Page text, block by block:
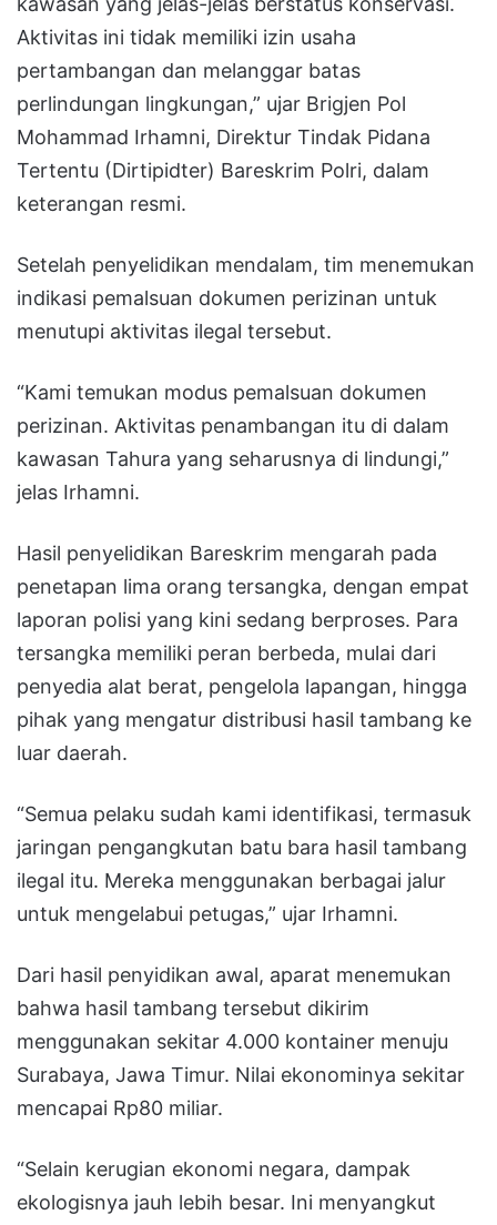
Aktivitas ini tidak memiliki izin usaha
pertambangan dan melanggar batas
perlindungan lingkungan,” ujar Brigjen Pol
Mohammad Irhamni, Direktur Tindak Pidana
Tertentu (Dirtipidter) Bareskrim Polri, dalam
keterangan resmi.
Setelah penyelidikan mendalam, tim menemukan
indikasi pemalsuan dokumen perizinan untuk
menutupi aktivitas ilegal tersebut.
“Kami temukan modus pemalsuan dokumen
perizinan. Aktivitas penambangan itu di dalam
kawasan Tahura yang seharusnya di lindungi,”
jelas Irhamni.
Hasil penyelidikan Bareskrim mengarah pada
penetapan lima orang tersangka, dengan empat
laporan polisi yang kini sedang berproses. Para
tersangka memiliki peran berbeda, mulai dari
penyedia alat berat, pengelola lapangan, hingga
pihak yang mengatur distribusi hasil tambang ke
luar daerah.
“Semua pelaku sudah kami identifikasi, termasuk
jaringan pengangkutan batu bara hasil tambang
ilegal itu. Mereka menggunakan berbagai jalur
untuk mengelabui petugas,” ujar Irhamni.
Dari hasil penyidikan awal, aparat menemukan
bahwa hasil tambang tersebut dikirim
menggunakan sekitar 4.000 kontainer menuju
Surabaya, Jawa Timur. Nilai ekonominya sekitar
mencapai Rp80 miliar.
“Selain kerugian ekonomi negara, dampak
ekologisnya jauh lebih besar. Ini menyangkut